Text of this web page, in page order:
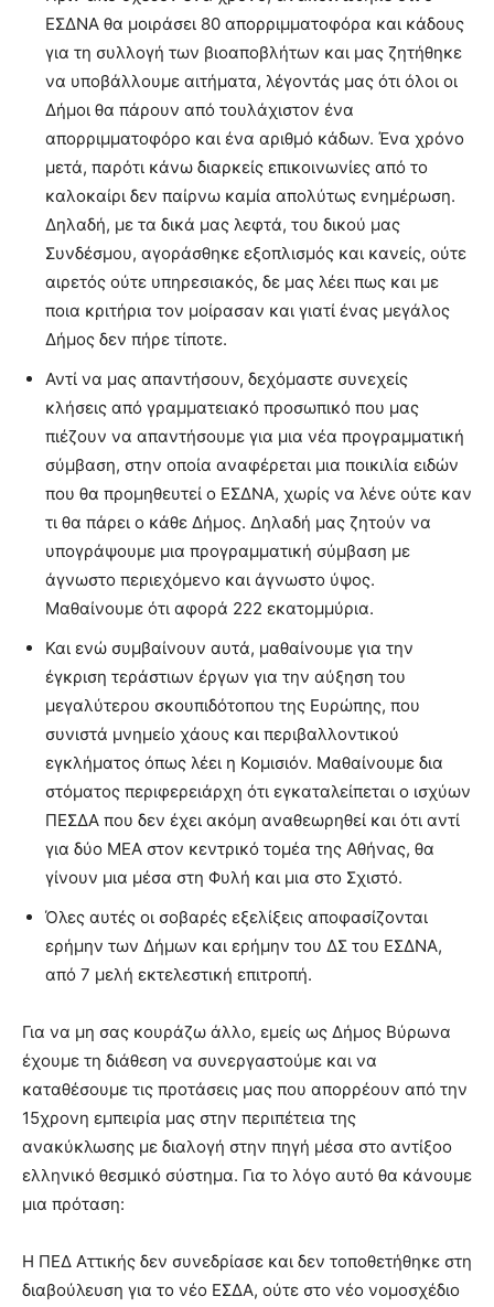
ΕΣΔΝΑ θα μοιράσει 80 απορριμματοφόρα και κάδους
για τη συλλογή των βιοαποβλήτων και μας ζητήθηκε
να υποβάλλουμε αιτήματα, λέγοντάς μας ότι όλοι οι
Δήμοι θα πάρουν από τουλάχιστον ένα
απορριμματοφόρο και ένα αριθμό κάδων. Ένα χρόνο
μετά, παρότι κάνω διαρκείς επικοινωνίες από το
καλοκαίρι δεν παίρνω καμία απολύτως ενημέρωση.
Δηλαδή, με τα δικά μας λεφτά, του δικού μας
Συνδέσμου, αγοράσθηκε εξοπλισμός και κανείς, ούτε
αιρετός ούτε υπηρεσιακός, δε μας λέει πως και με
ποια κριτήρια τον μοίρασαν και γιατί ένας μεγάλος
Δήμος δεν πήρε τίποτε.
Αντί να μας απαντήσουν, δεχόμαστε συνεχείς
κλήσεις από γραμματειακό προσωπικό που μας
πιέζουν να απαντήσουμε για μια νέα προγραμματική
σύμβαση, στην οποία αναφέρεται μια ποικιλία ειδών
που θα προμηθευτεί ο ΕΣΔΝΑ, χωρίς να λένε ούτε καν
τι θα πάρει ο κάθε Δήμος. Δηλαδή μας ζητούν να
υπογράψουμε μια προγραμματική σύμβαση με
άγνωστο περιεχόμενο και άγνωστο ύψος.
Μαθαίνουμε ότι αφορά 222 εκατομμύρια.
Και ενώ συμβαίνουν αυτά, μαθαίνουμε για την
έγκριση τεράστιων έργων για την αύξηση του
μεγαλύτερου σκουπιδότοπου της Ευρώπης, που
συνιστά μνημείο χάους και περιβαλλοντικού
εγκλήματος όπως λέει η Κομισιόν. Μαθαίνουμε δια
στόματος περιφερειάρχη ότι εγκαταλείπεται ο ισχύων
ΠΕΣΔΑ που δεν έχει ακόμη αναθεωρηθεί και ότι αντί
για δύο ΜΕΑ στον κεντρικό τομέα της Αθήνας, θα
γίνουν μια μέσα στη Φυλή και μια στο Σχιστό.
Όλες αυτές οι σοβαρές εξελίξεις αποφασίζονται
ερήμην των Δήμων και ερήμην του ΔΣ του ΕΣΔΝΑ,
από 7 μελή εκτελεστική επιτροπή.
Για να μη σας κουράζω άλλο, εμείς ως Δήμος Βύρωνα
έχουμε τη διάθεση να συνεργαστούμε και να
καταθέσουμε τις προτάσεις μας που απορρέουν από την
15χρονη εμπειρία μας στην περιπέτεια της
ανακύκλωσης με διαλογή στην πηγή μέσα στο αντίξοο
ελληνικό θεσμικό σύστημα. Για το λόγο αυτό θα κάνουμε
μια πρόταση:
Η ΠΕΔ Αττικής δεν συνεδρίασε και δεν τοποθετήθηκε στη
διαβούλευση για το νέο ΕΣΔΑ, ούτε στο νέο νομοσχέδιο